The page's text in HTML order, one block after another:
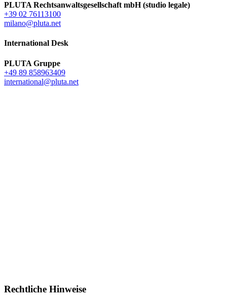
PLUTA Rechtsanwaltsgesellschaft mbH (studio legale)
+39 02 76113100
milano@pluta.net
International Desk
PLUTA Gruppe
+49 89 858963409
international@pluta.net
Rechtliche Hinweise